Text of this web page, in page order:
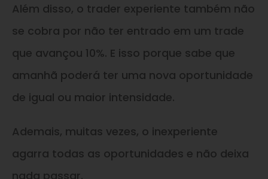
Além disso, o trader experiente também não
se cobra por não ter entrado em um trade
que avançou 10%. E isso porque sabe que
amanhã poderá ter uma nova oportunidade
de igual ou maior intensidade.
Ademais, muitas vezes, o inexperiente
agarra todas as oportunidades e não deixa
nada passar.